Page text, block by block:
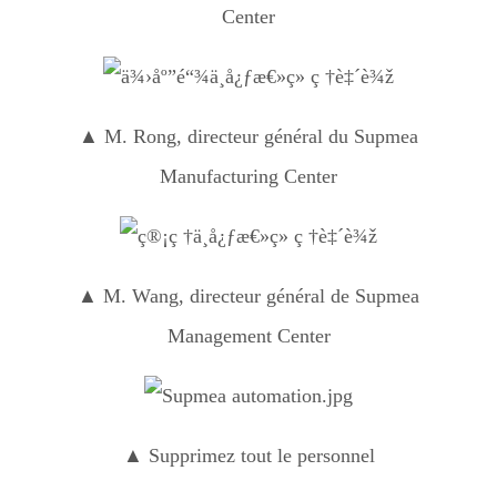
Center
▲ M. Rong, directeur général du Supmea
Manufacturing Center
▲ M. Wang, directeur général de Supmea
Management Center
▲ Supprimez tout le personnel